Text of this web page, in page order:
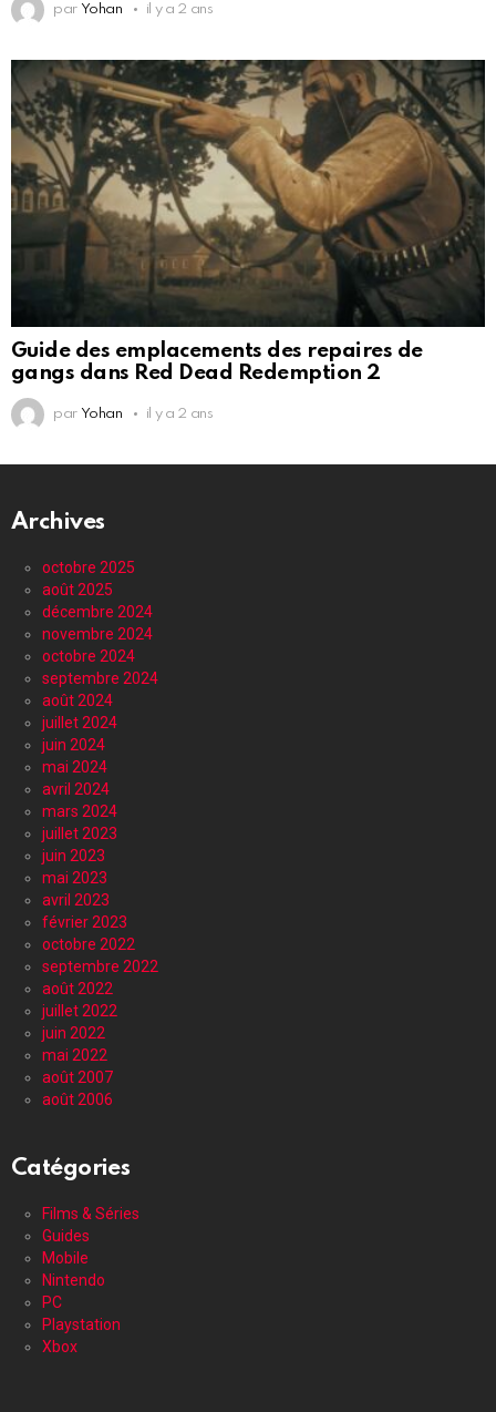
par Yohan il y a 2 ans
Guide des emplacements des repaires de
gangs dans Red Dead Redemption 2
par Yohan il y a 2 ans
Archives
octobre 2025
août 2025
décembre 2024
novembre 2024
octobre 2024
septembre 2024
août 2024
juillet 2024
juin 2024
mai 2024
avril 2024
mars 2024
juillet 2023
juin 2023
mai 2023
avril 2023
février 2023
octobre 2022
septembre 2022
août 2022
juillet 2022
juin 2022
mai 2022
août 2007
août 2006
Catégories
Films & Séries
Guides
Mobile
Nintendo
PC
Playstation
Xbox